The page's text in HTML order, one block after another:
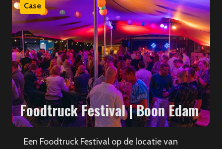
Case
Foodtruck Festival | Boon Edam
Een Foodtruck Festival op de locatie van